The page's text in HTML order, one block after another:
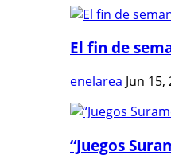
El fin de
enelarea Jun 15,
“Juegos